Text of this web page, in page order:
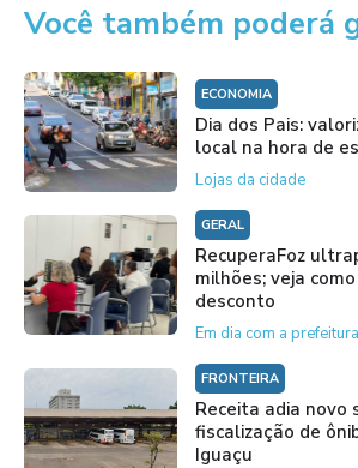
Você também poderá
ECONOMIA
Dia dos Pais:
local na hora de
Lojas da cidade
GERAL
RecuperaFoz
milhões; veja
desconto
Em dia com a prefeitura
FRONTEIRA
Receita adia novo
fiscalização de
Iguaçu